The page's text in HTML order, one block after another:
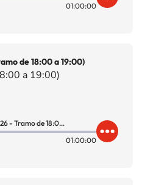
01:00:00
de 18:00 a 19:00)
a 19:00)
Del 40 al 1 (26/07/2026 - Tramo de 18:00 a 19:00)
01:00:00